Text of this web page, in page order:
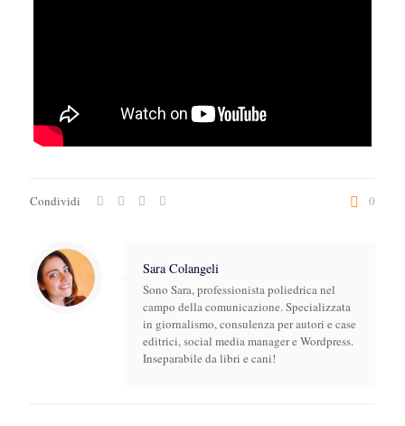
Condividi 0
Sara Colangeli
Sono Sara, professionista poliedrica nel
campo della comunicazione. Specializzata
in giornalismo, consulenza per autori e case
editrici, social media manager e Wordpress.
Inseparabile da libri e cani!